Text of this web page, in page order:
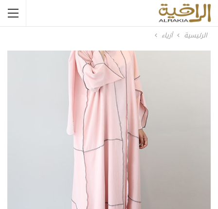
الرئيسية أزياء